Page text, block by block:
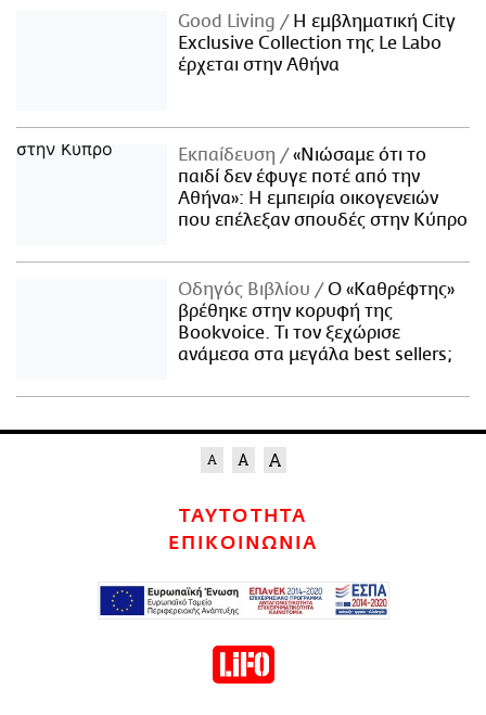
Good Living
Η εμβληματική City
Exclusive Collection της Le Labo
έρχεται στην Αθήνα
Εκπαίδευση
«Νιώσαμε ότι το
παιδί δεν έφυγε ποτέ από την
Αθήνα»: Η εμπειρία οικογενειών
που επέλεξαν σπουδές στην Κύπρο
Οδηγός Βιβλίου
Ο «Καθρέφτης»
βρέθηκε στην κορυφή της
Bookvoice. Τι τον ξεχώρισε
ανάμεσα στα μεγάλα best sellers;
ΤΑΥΤΟΤΗΤΑ
ΕΠΙΚΟΙΝΩΝΙΑ